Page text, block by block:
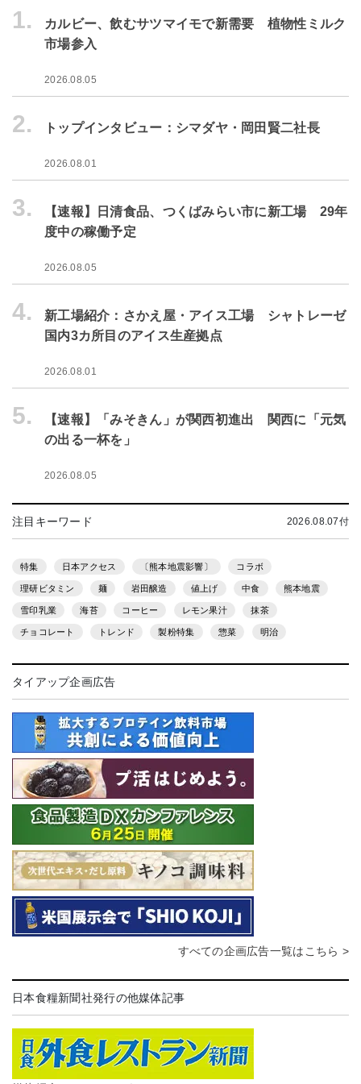
1.
カルビー、飲むサツマイモで新需要 植物性ミルク
市場参入
2026.08.05
2. トップインタビュー：シマダヤ・岡田賢二社長
2026.08.01
3.
【速報】日清食品、つくばみらい市に新工場 29年
度中の稼働予定
2026.08.05
4.
新工場紹介：さかえ屋・アイス工場 シャトレーゼ
国内3カ所目のアイス生産拠点
2026.08.01
5.
【速報】「みそきん」が関西初進出 関西に「元気
の出る一杯を」
2026.08.05
注目キーワード 2026.08.07付
特集 日本アクセス 〔熊本地震影響〕 コラボ
理研ビタミン 麺 岩田醸造 値上げ 中食 熊本地震
雪印乳業 海苔 コーヒー レモン果汁 抹茶
チョコレート トレンド 製粉特集 惣菜 明治
タイアップ企画広告
すべての企画広告一覧はこちら >
日本食糧新聞社発行の他媒体記事